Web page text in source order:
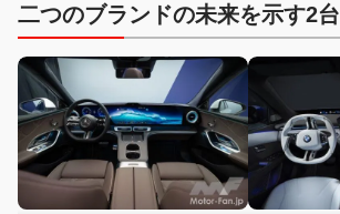
二つのブランドの未来を示す2台